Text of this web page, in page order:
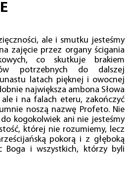
ale i smutku jesteśmy
zajęcie przez organy ścigania
co skutkuje brakiem
potrzebnych do dalszej
latach pięknej i owocnej
największa ambona Słowa
i na falach eteru, zakończyć
noszą nazwę Profeto. Nie
kogokolwiek ani nie jesteśmy
której nie rozumiemy, lecz
pokorą i z głęboką
Boga i wszystkich, którzy byli